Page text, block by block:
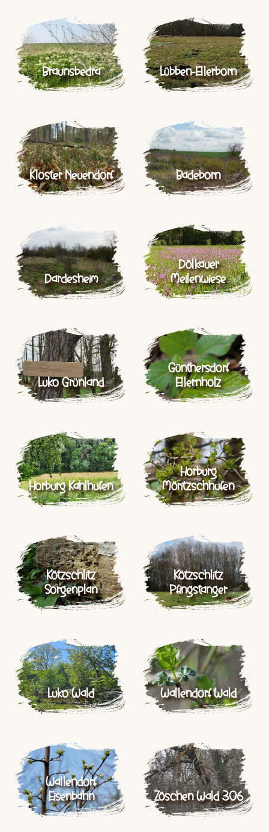
Braunsbedra Lübben-Ellerborn
Kloster Neuendorf Badeborn
Dardesheim
Dölkauer
Meilenwiese
Luko Grünland
Günthersdorf
Ellernholz
Horburg Kahlhufen
Horburg
Möritzschhufen
Kötzschlitz
Sorgenplan
Kötzschlitz
Pfingstanger
Luko Wald Wallendorf Wald
Wallendorf
Eisenbahn
Zöschen Wald 306